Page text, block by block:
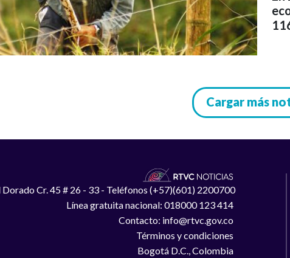
Cargar más
Dorado Cr. 45 # 26 - 33 - Teléfonos (+57)(601) 2200700
Línea gratuita nacional: 018000 123 414
Contacto: info@rtvc.gov.co
Términos y condiciones
Bogotá D.C., Colombia